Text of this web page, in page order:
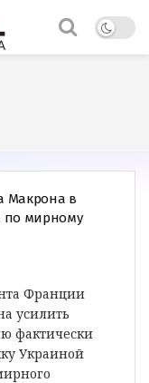
Макрона в
по мирному
Франции
усилить
фактически
Украиной